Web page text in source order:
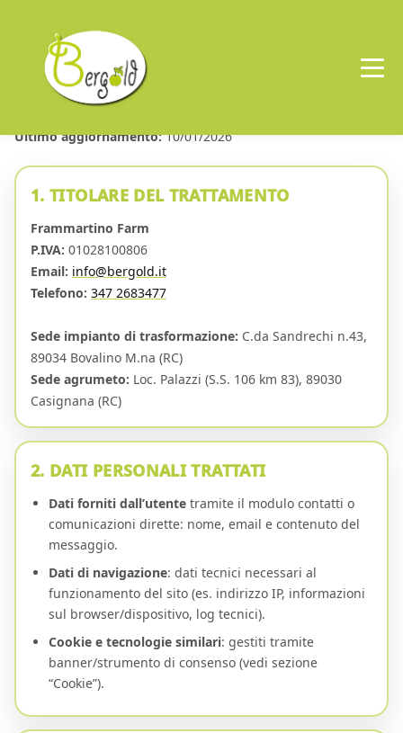
PRIVACY POLICY
Ultimo aggiornamento:10/01/2026
1. TITOLARE DEL TRATTAMENTO
Frammartino Farm
P.IVA: 01028100806
Email: info@bergold.it
Telefono: 347 2683477
Sede impianto di trasformazione: C.da Sandrechi n.43,
89034 Bovalino M.na (RC)
Sede agrumeto: Loc. Palazzi (S.S. 106 km 83), 89030
Casignana (RC)
2. DATI PERSONALI TRATTATI
Dati forniti dall’utente tramite il modulo contatti o
comunicazioni dirette: nome, email e contenuto del
messaggio.
Dati di navigazione: dati tecnici necessari al
funzionamento del sito (es. indirizzo IP, informazioni
sul browser/dispositivo, log tecnici).
Cookie e tecnologie similari: gestiti tramite
banner/strumento di consenso (vedi sezione
“Cookie”).